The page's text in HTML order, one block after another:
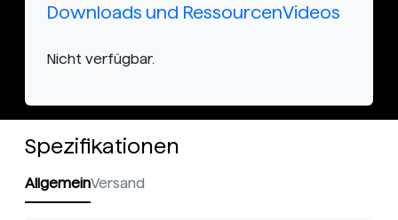
Downloads und RessourcenVideos
Nicht verfügbar.
Spezifikationen
AllgemeinVersand